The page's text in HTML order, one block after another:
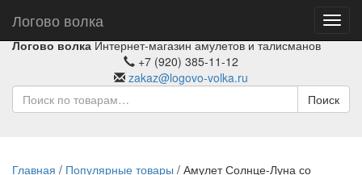
Логово волка
Логово волка Интернет-магазин амулетов и талисманов
+7 (920) 385-11-12
zakaz@logovo-volka.ru
Поиск
Главная / Популярные товары / Амулет Солнце-Луна со